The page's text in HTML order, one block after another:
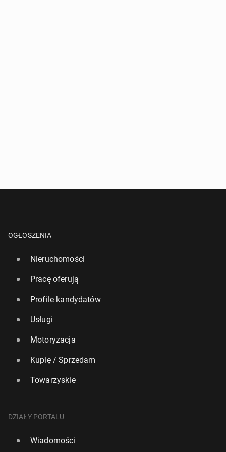
Chor­wa­cja: W Zadarze na­tknię­to się na naj­bar­dziej
14 czerwca 2024, 08:00
OGŁOSZENIA
Nieruchomości
Pracę oferują
Profile kandydatów
Usługi
Motoryzacja
Kupię / Sprzedam
Towarzyskie
DZIAŁY PORTALU
Wiadomości